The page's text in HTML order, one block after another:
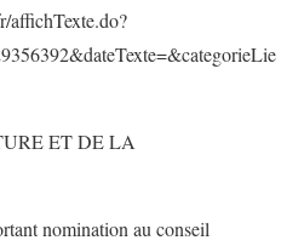
affichTexte.do?
ET DE LA
nomination au conseil